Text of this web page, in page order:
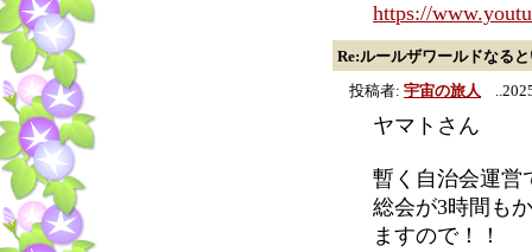
https://
Re:ルールザワールドなる
投稿者: 宇宙の旅人
ヤマトさん
暫く自治会運営
総会が3時間も
ますので！！